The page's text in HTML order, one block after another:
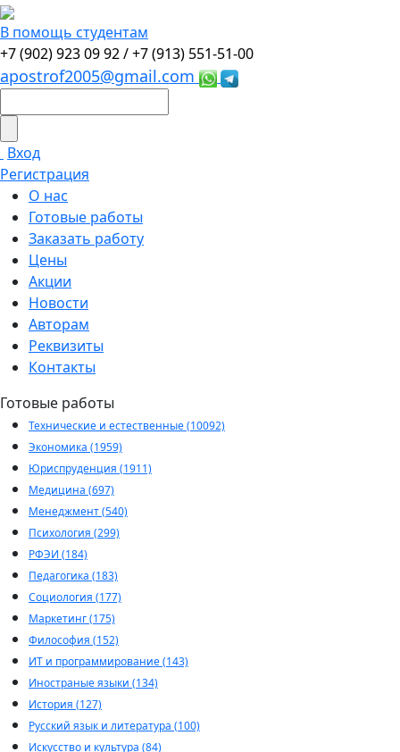
В помощь студентам
+7 (902) 923 09 92 /+7 (913) 551-51-00
apostrof2005@gmail.com
Вход
Регистрация
О нас
Готовые работы
Заказать работу
Цены
Акции
Новости
Авторам
Реквизиты
Контакты
Готовые работы
Технические и естественные (10092)
Экономика (1959)
Юриспруденция (1911)
Медицина (697)
Менеджмент (540)
Психология (299)
РФЭИ (184)
Педагогика (183)
Социология (177)
Маркетинг (175)
Философия (152)
ИТ и программирование (143)
Иностраные языки (134)
История (127)
Русский язык и литература (100)
Искусство и культура (84)